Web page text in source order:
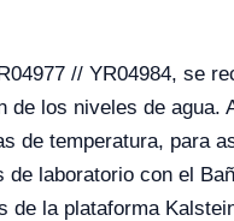
// YR04984, se
los niveles de agua.
de temperatura, para
laboratorio con el
la plataforma